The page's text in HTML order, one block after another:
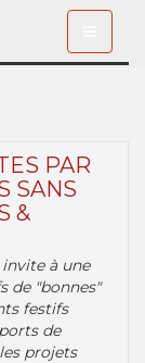
PAR
SANS
&
invite à une
de "bonnes"
festifs
de
projets